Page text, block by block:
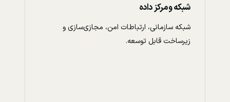
شبکه و مرکز داده
شبکه سازمانی، ارتباطات امن، مجازی‌سازی و
زیرساخت قابل توسعه.